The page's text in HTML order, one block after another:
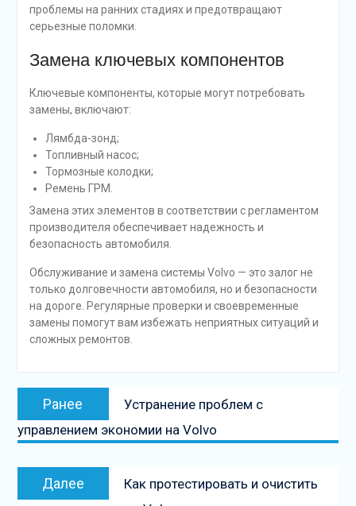
проблемы на ранних стадиях и предотвращают
серьезные поломки.
Замена ключевых компонентов
Ключевые компоненты, которые могут потребовать
замены, включают:
Лямбда-зонд;
Топливный насос;
Тормозные колодки;
Ремень ГРМ.
Замена этих элементов в соответствии с регламентом
производителя обеспечивает надежность и
безопасность автомобиля.
Обслуживание и замена системы Volvo — это залог не
только долговечности автомобиля, но и безопасности
на дороге. Регулярные проверки и своевременные
замены помогут вам избежать неприятных ситуаций и
сложных ремонтов.
Навигация
записям
Ранее
Предыдущая
запись:
Устранение проблем с
управлением экономии на Volvo
Далее
Следующая
запись
Как протестировать и очистить